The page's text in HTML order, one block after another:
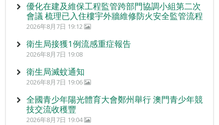
優化在建及維保工程監管跨部門協調小組第二次
會議 梳理已入住樓宇外牆維修防火安全監管流程
2026年8月7日 19:12
衛生局接獲1例流感重症報告
2026年8月7日 19:08
衛生局滅蚊通知
2026年8月7日 19:06
全國青少年陽光體育大會鄭州舉行 澳門青少年競
技交流收穫豐
2026年8月7日 19:04